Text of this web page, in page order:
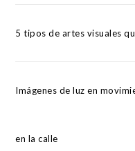
5 tipos de artes visuales
Imágenes de luz en
en la calle